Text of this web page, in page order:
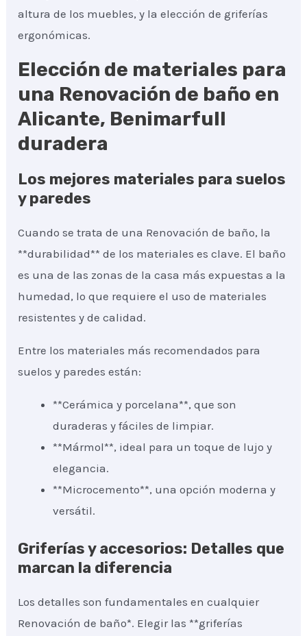
altura de los muebles, y la elección de griferías
ergonómicas.
Elección de materiales para
una Renovación de baño en
Alicante, Benimarfull
duradera
Los mejores materiales para suelos
y paredes
Cuando se trata de una Renovación de baño, la
**durabilidad** de los materiales es clave. El baño
es una de las zonas de la casa más expuestas a la
humedad, lo que requiere el uso de materiales
resistentes y de calidad.
Entre los materiales más recomendados para
suelos y paredes están:
**Cerámica y porcelana**, que son
duraderas y fáciles de limpiar.
**Mármol**, ideal para un toque de lujo y
elegancia.
**Microcemento**, una opción moderna y
versátil.
Griferías y accesorios: Detalles que
marcan la diferencia
Los detalles son fundamentales en cualquier
Renovación de baño*. Elegir las **griferías